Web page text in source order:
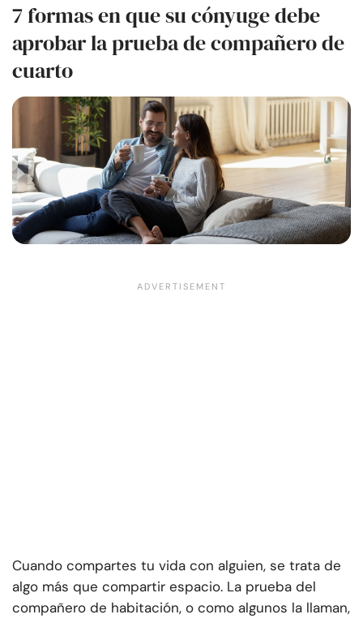
7 formas en que su cónyuge debe
aprobar la prueba de compañero de
cuarto
Cuando compartes tu vida con alguien, se trata de
algo más que compartir espacio. La prueba del
compañero de habitación, o como algunos la llaman,